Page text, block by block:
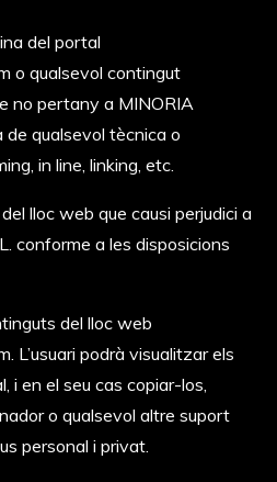
del portal
o qualsevol contingut
no pertany a MINORIA
de qualsevol tècnica o
in line, linking, etc.
lloc web que causi perjudici a
conforme a les disposicions
del lloc web
L’usuari podrà visualitzar els
i en el seu cas copiar-los,
o qualsevol altre suport
personal i privat.